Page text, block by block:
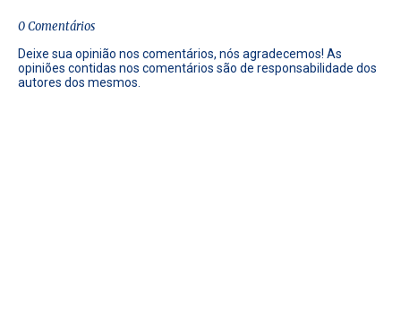
0 Comentários
Deixe sua opinião nos comentários, nós agradecemos! As
opiniões contidas nos comentários são de responsabilidade dos
autores dos mesmos.